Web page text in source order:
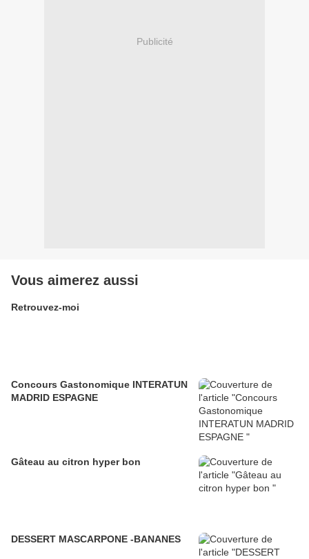
Publicité
Vous aimerez aussi
Retrouvez-moi
Concours Gastonomique INTERATUN
MADRID ESPAGNE
Gâteau au citron hyper bon
DESSERT MASCARPONE -BANANES